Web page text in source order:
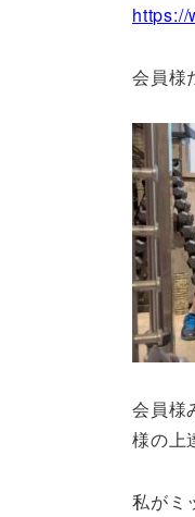
会員様
会員様
様の上
私がミ